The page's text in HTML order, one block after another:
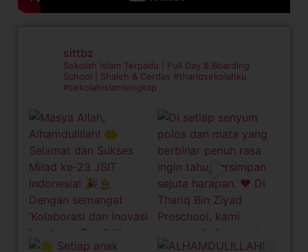
sittbz
Sekolah Islam Terpadu | Full Day & Boarding
School | Shaleh & Cerdas #thariqsekolahku
#sekolahislamlengkap